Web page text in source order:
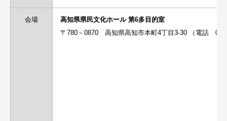
会場
高知県県民文化ホール 第6多目的室
〒780－0870 高知県高知市本町4丁目3-30 （電話